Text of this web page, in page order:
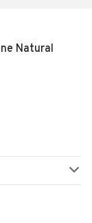
Natural